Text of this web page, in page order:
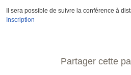
Il sera possible de suivre la conférence à
Inscription
Partager cette